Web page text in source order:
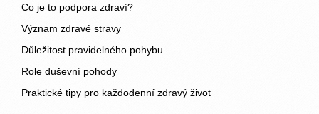
Co je to podpora zdraví?
Význam zdravé stravy
Důležitost pravidelného pohybu
Role duševní pohody
Praktické tipy pro každodenní zdravý život